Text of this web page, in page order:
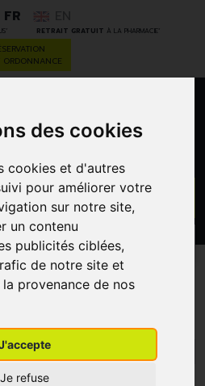
des cookies
cookies et d'autres
pour améliorer votre
sur notre site,
un contenu
publicités ciblées,
de notre site et
provenance de nos
Je refuse
* RETRAIT GRATUIT À LA PHARMACIE *
FR
ORDONNANCE
PROMOS